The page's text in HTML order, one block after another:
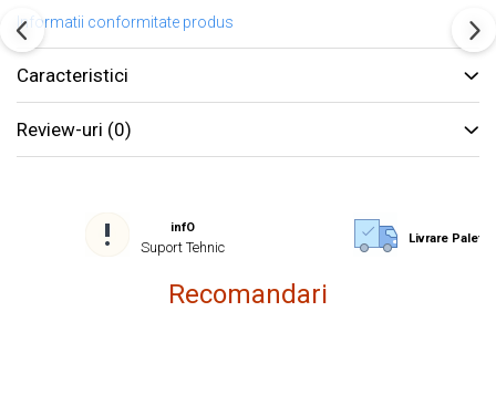
Informatii conformitate produs
Caracteristici
Review-uri (0)
infO
Suport Tehnic Livrare
Recomandari